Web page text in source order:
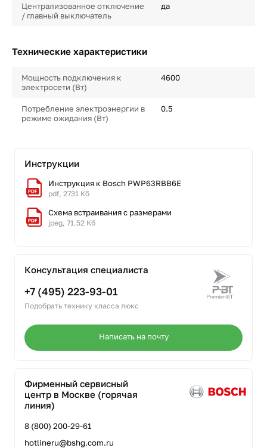
Централизованное отключение
/ главный выключатель
да
Технические характеристики
Мощность подключения к
электросети (Вт)
4600
Потребление электроэнергии в
режиме ожидания (Вт)
0.5
Инструкции
Инструкция к Bosch PWP63RBB6E
pdf, 2731 Кб
Схема встраивания с размерами
jpeg, 71.52 Кб
Консультация специалиста
+7 (495) 223-93-01
Подобрать технику класса люкс
Написать на почту
Фирменный сервисный
центр в Москве (горячая
линия)
8 (800) 200-29-61
hotlineru@bshg.com.ru